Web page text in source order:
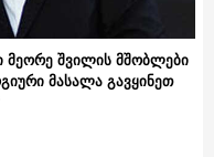
მეორე შვილის მშობლები
მასალა გავყინეთ